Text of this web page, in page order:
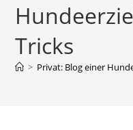
Tricks
> Privat: Blog einer